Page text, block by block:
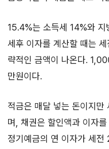
15.4%는 소득세 14%와 지
세후 이자를 계산할 때는
략적인 금액이 나온다.
만원이다.
적금은 매달 넣는 돈이지만
며, 채권은 할인액과 이자
정기예금의 연 이자가 세